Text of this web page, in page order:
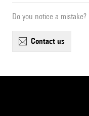
Do you notice a mistake?
contact us